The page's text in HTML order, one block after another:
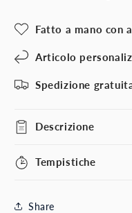
Fatto a mano con
Articolo
Spedizione
Descrizione
Tempistiche
Share